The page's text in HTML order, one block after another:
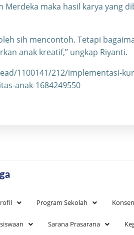
maka hasil karya yang
sih mencontoh. Tetapi
anak kreatif,” ungkap Riyanti.
1100141/212/implementasi-
anak-1684249550
Program Sekolah
Sarana Prasarana